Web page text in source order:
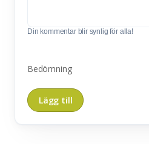
Din kommentar blir synlig för alla!
Bedömning